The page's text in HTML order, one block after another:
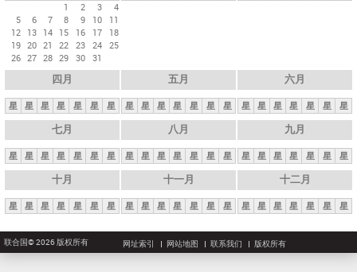
1
2 3
4
5
6 7 8 9 10
11
12 13 14 15 16 17
18
19 20 21 22 23 24 25
26 27 28 29 30 31
四月
星 星 星 星 星 星 星
五月
星 星 星 星 星 星 星
六月
星 星 星 星 星 星 星
七月
星 星 星 星 星 星 星
八月
星 星 星 星 星 星 星
九月
星 星 星 星 星 星 星
十月
星 星 星 星 星 星 星
十一月
星 星 星 星 星 星 星
十二月
星 星 星 星 星 星 星
联合国© 2026 版权所有 网址索引 网站地图 联系我们 版权所有